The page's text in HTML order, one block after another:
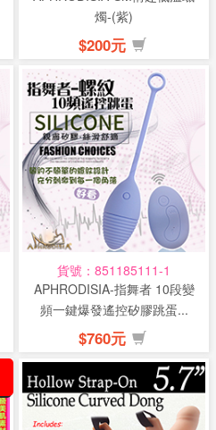
燭-(紫)
$200元
貨號：851185111-1
APHRODISIA-指舞者 10段變
頻一鍵爆發遙控矽膠跳蛋...
$760元